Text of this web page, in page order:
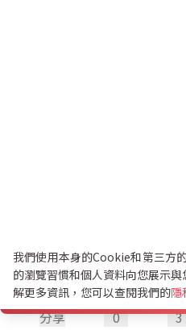
分享 0 3
我們使用本身的Cookie和第三方
的瀏覽習慣和個人資料向您展示
解更多資訊，您可以查閱我們的隱